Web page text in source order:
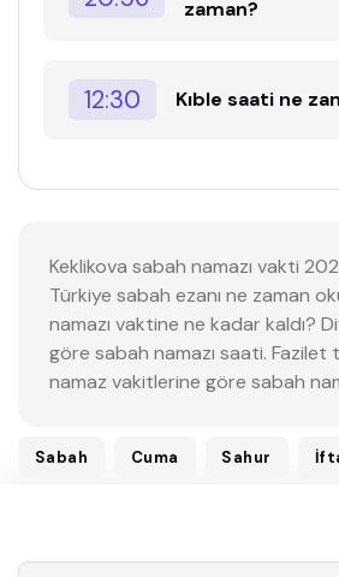
zaman?
12:30 Kıble saati ne
Keklikova sabah namazı vakti
Türkiye sabah ezanı ne zaman
namazı vaktine ne kadar kaldı?
göre sabah namazı saati. Fazilet
namaz vakitlerine göre sabah
Sabah Cuma Sahur